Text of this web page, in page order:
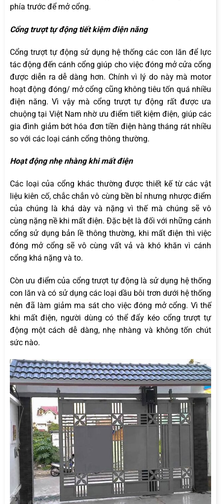
phía trước để mở cổng.
Cổng trượt tự động tiết kiệm điện năng
Cổng trượt tự động sử dụng hệ thống các con lăn để lực
tác động đến cánh cổng giúp cho việc đóng mở cửa cổng
được diễn ra dễ dàng hơn. Chính vì lý do này mà motor
hoạt động đóng/ mở cổng cũng không tiêu tốn quá nhiều
điện năng. Vì vậy mà cổng trượt tự động rất được ưa
chuộng tại Việt Nam nhờ ưu điểm tiết kiệm điện, giúp các
gia đình giảm bớt hóa đơn tiền điện hàng tháng rát nhiều
so với các loại cánh cổng thông thường.
Hoạt động nhẹ nhàng khi mất điện
Các loại của cổng khác thường được thiết kế từ các vật
liệu kiên cố, chắc chắn vô cùng bền bỉ nhưng nhược điểm
của chúng là khá dày và nặng vì thế mà chúng sẽ vô
cùng nặng nề khi mất điện. Đặc bệt là đối với những cánh
cổng sử dụng bản lề thông thường, khi mất điện thì việc
đóng mở cổng sẽ vô cùng vất vả và khó khăn vì cánh
cổng khá nặng và to.
Còn ưu điểm của cổng trượt tự động là sử dụng hệ thống
con lăn và có sử dụng các loại dầu bôi trơn dưới hệ thống
nên đã làm giảm ma sát cho việc đóng mở cổng. Vì thế
khi mất điện, người dùng có thể đẩy kéo cổng trượt tự
động một cách dễ dàng, nhẹ nhàng và không tốn chút
sức nào.